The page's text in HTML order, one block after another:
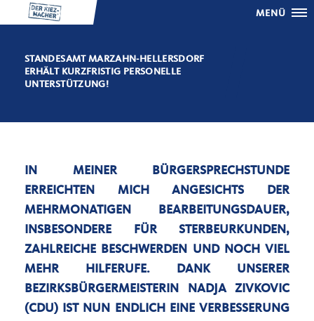
MENÜ
STANDESAMT MARZAHN-HELLERSDORF
ERHÄLT KURZFRISTIG PERSONELLE
UNTERSTÜTZUNG!
IN MEINER BÜRGERSPRECHSTUNDE
ERREICHTEN MICH ANGESICHTS DER
MEHRMONATIGEN BEARBEITUNGSDAUER,
INSBESONDERE FÜR STERBEURKUNDEN,
ZAHLREICHE BESCHWERDEN UND NOCH VIEL
MEHR HILFERUFE. DANK UNSERER
BEZIRKSBÜRGERMEISTERIN NADJA ZIVKOVIC
(CDU) IST NUN ENDLICH EINE VERBESSERUNG